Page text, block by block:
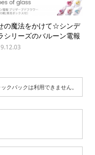
の魔法をかけて☆シンデ
シリーズのバルーン電報
ックバックは利用できません。